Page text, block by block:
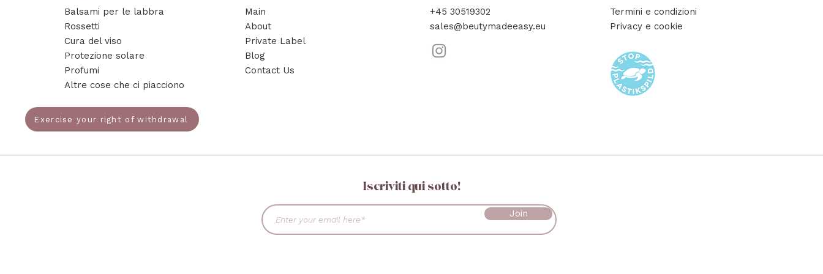
Balsami per le labbra
Rossetti
Cura del viso
Protezione solare
Profumi
Altre cose che ci piacciono
Exercise your right of withdrawal
Main
About
Private Label
Blog
Contact Us
+45 30519302
sales@beutymadeeasy.eu
Termini e condizioni
Privacy e cookie
Iscriviti qui sotto!
Join